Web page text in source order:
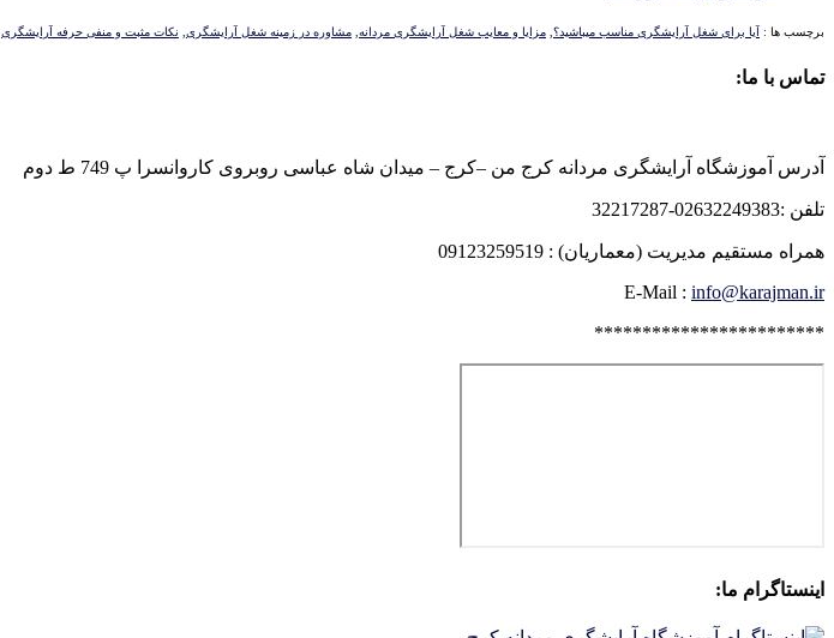
برچسب ها : آیا برای شغل آرایشگری مناسب میباشید؟ مزایا و معایب شغل آرایشگری مردانه مشاوره در زمینه شغل آرایشگری نکات مثبت و منفی حرفه آرایشگری
تماس با ما:
آدرس آموزشگاه آرایشگری مردانه کرج من –کرج – میدان شاه عباسی روبروی کاروانسرا پ 749 ط دوم
تلفن :02632249383-32217287
همراه مستقیم مدیریت (معماریان) : 09123259519
E-Mail : info@karajman.ir
************************
اینستاگرام ما: